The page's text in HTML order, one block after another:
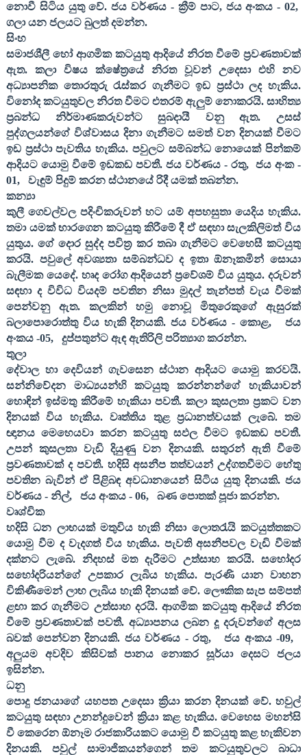
නොවී සිටිය යුතු වේ. ජය වර්ණය - ක්‍රීම් පාට, ජය අංකය -02,
ගලා යන ජලයට බුලත් දමන්න.
සිංහ
සමාජශීලී හෝ ආගමික කටයුතු ආදියේ නිරත වීමේ ප්‍රවණතාවක්
ඇත. කලා විෂය ක්ෂේත්‍රයේ නිරත වූවන් උදෙසා එහි නව
අධ්‍යාපනික තොරතුරු රැස්කර ගැනීමට ඉඩ ප්‍රස්ථා ලද හැකිය.
විනෝද කටයුතුවල නිරත වීමට එතරම් ඇලුම් නොකරයි. සාහිත්‍ය
ප්‍රබන්ධ නිර්මාණකරුවන්ට සුබදායී වනු ඇත. උසස්
පුද්ගලයන්ගේ විශ්වාසය දිනා ගැනීමට සමත් වන දිනයක් වීමට
ඉඩ ප්‍රස්ථා පැවතිය හැකිය. පවුලට සම්බන්ධ නොයෙක් පින්කම්
ආදියට යොමු වීමේ ඉඩකඩ පවතී. ජය වර්ණය - රතු, ජය අංක -
01,
වැඳුම් පිදුම් කරන ස්ථානයේ රිදී යමක් තබන්න.
කන්‍යා
කුලී ගෙවල්වල පදිංචිකරුවන් හට යම් අපහසුතා යෙදිය හැකිය.
තමා යමක් භාරගෙන කටයුතු කිරීමේ දී ඒ සඳහා සැලකිලිමත් විය
යුතුය. ගේ දොර සුද්ද පවිත්‍ර කර තබා ගැනීමට වෙහෙසී කටයුතු
කරයි. පවුලේ අවශ්‍යතා සම්බන්ධව ද ඉතා ඕනෑකමින් සොයා
බැලීමක යෙදේ. හෘද රෝග ආදියෙන් ප්‍රවේශම් විය යුතුය. දරුවන්
සඳහා ද විවිධ වියදම් පවතින නිසා මුදල් තැන්පත් වැය වීමක්
පෙන්වනු ඇත. කලකින් හමු නොවූ මිතුරෙකුගේ ඇසුරක්
බලාපොරොත්තු විය හැකි දිනයකි. ජය වර්ණය - කොළ,
ජය
අංකය -05,
දුප්පතුන්ට ඇඳ ඇතිරිලි පරිත්‍යාග කරන්න.
තුලා
දේවාල හා දෙවියන් ගැවසෙන ස්ථාන ආදියට යොමු කරවයි.
සන්නිවේදන මාධ්‍යයන්හි කටයුතු කරන්නන්ගේ හැකියාවන්
හොඳින් ඉස්මතු කිරීමේ හැකියා පවතී. කලා කුසලතා ප්‍රකට වන
දිනයක් විය හැකිය. වෘත්තිය තුළ ප්‍රධානත්වයක් ලැබේ. තම
ඥානය මෙහෙයවා කරන කටයුතු සඵල වීමට ඉඩකඩ පවතී.
උපන් කුසලතා වැඩි දියුණු වන දිනයකි. සතුරන් ඇති වීමේ
ප්‍රවණතාවක් ද පවතී. හදිසි අසනීප තත්වයන් උද්ගතවීමට හේතු
පවතින බැවින් ඒ පිළිබඳ අවධානයෙන් සිටිය යුතු දිනයකි. ජය
වර්ණය - නිල්, ජය අංකය - 06,
බණ පොතක් පූජා කරන්න.
වෘශ්චික
හදිසි ධන ලාභයක් මතුවිය හැකි නිසා ලොතරැයි කටයුත්තකට
යොමු වීම ද වැදගත් විය හැකිය. පැවති අසනීපවල වැඩි වීමක්
දක්නට ලැබේ. නිදහස් මත දැරීමට උත්සාහ කරයි. සහෝදර
සහෝදරියන්ගේ උපකාර ලැබිය හැකිය. පැරණි යාන වාහන
විකිණීමෙන් ලාභ ලැබිය හැකි දිනයක් වේ. ලෞකික සැප සම්පත්
ළඟා කර ගැනීමට උත්සාහ දරයි. ආගමික කටයුතු ආදියේ නිරත
වීමේ ප්‍රවණතාවක් පවතී. අධ්‍යාපනය ලබන දූ දරුවන්ගේ අලස
බවක් පෙන්වන දිනයකි. ජය වර්ණය - රතු, ජය අංකය -09,
අලුයම අවදිව කිසිවක් පානය නොකර සූර්යා දෙසට ජලය
ඉසින්න.
ධනු
පොදු ජනයාගේ යහපත උදෙසා ක්‍රියා කරන දිනයක් වේ. හවුල්
කටයුතු සඳහා උනන්දුවෙන් ක්‍රියා කළ හැකිය. වෙහෙස මහන්සි
වී කෙරෙන ඕනෑම රාජකාරියකට යොමු වී කටයුතු කළ හැකිවන
දිනයකි. පවුල් සාමාජිකයන්ගෙන් තම කටයුතුවලට බාධා